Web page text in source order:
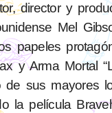
director y
Mel
papeles
y Arma Mortal
sus mayores
la película